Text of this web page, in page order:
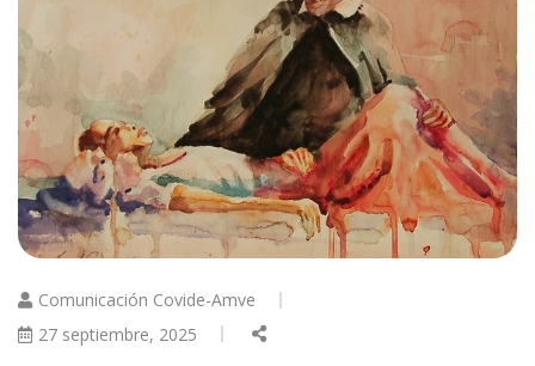
Comunicación Covide-Amve
27 septiembre, 2025